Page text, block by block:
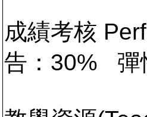
成績考核
告：30%